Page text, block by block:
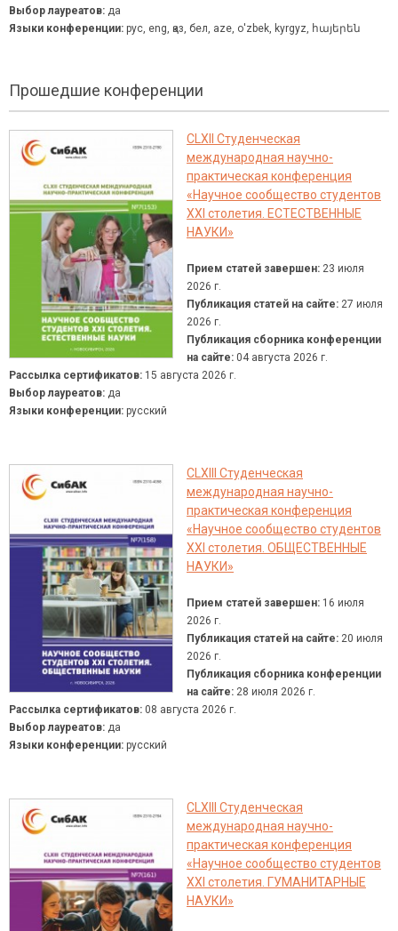
Выбор лауреатов: да
Языки конференции: рус, eng, қаз, бел, aze, о'zbek, kyrgyz, հայերեն
Прошедшие конференции
CLXII Студенческая
международная научно-
практическая конференция
«Научное сообщество студентов
XXI столетия. ЕСТЕСТВЕННЫЕ
НАУКИ»
Прием статей завершен: 23 июля
2026 г.
Публикация статей на сайте: 27 июля
2026 г.
Публикация сборника конференции
на сайте: 04 августа 2026 г.
Рассылка сертификатов: 15 августа 2026 г.
Выбор лауреатов: да
Языки конференции: русский
CLXIII Студенческая
международная научно-
практическая конференция
«Научное сообщество студентов
XXI столетия. ОБЩЕСТВЕННЫЕ
НАУКИ»
Прием статей завершен: 16 июля
2026 г.
Публикация статей на сайте: 20 июля
2026 г.
Публикация сборника конференции
на сайте: 28 июля 2026 г.
Рассылка сертификатов: 08 августа 2026 г.
Выбор лауреатов: да
Языки конференции: русский
CLXIII Студенческая
международная научно-
практическая конференция
«Научное сообщество студентов
XXI столетия. ГУМАНИТАРНЫЕ
НАУКИ»